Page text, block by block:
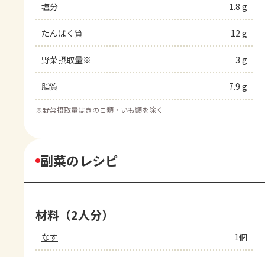
塩分 1.8 g
たんぱく質 12 g
野菜摂取量※ 3 g
脂質 7.9 g
※野菜摂取量はきのこ類・いも類を除く
副菜のレシピ
材料（2人分）
なす 1個